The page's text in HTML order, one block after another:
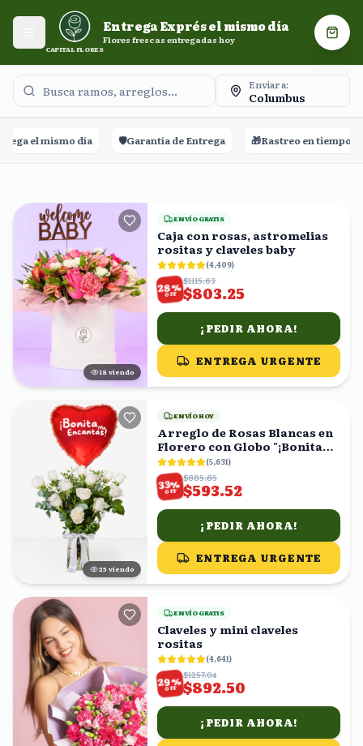
Entrega Exprés el mismo día. Flores frescas entregadas
Abrir menú
CAPITAL FLORES
Entrega Exprés el mismo día
Flores frescas entregadas hoy
Enviar a:
Columbus
🛡️Garantía de Entrega 🎁Rastreo en tiempo real ⭐⭐⭐⭐⭐
18 viendo
ENVÍO GRATIS
Caja con rosas, astromelias
rositas y claveles baby
(4,409)
28%
OFF
$1115.63
$803.25
¡PEDIR AHORA!
ENTREGA URGENTE
25 viendo
ENVÍO HOY
Arreglo de Rosas Blancas en
Florero con Globo "¡Bonita
Me Encantas!"
(5,631)
33%
OFF
$885.85
$593.52
¡PEDIR AHORA!
ENTREGA URGENTE
ENVÍO GRATIS
Claveles y mini claveles
rositas
(4,641)
29%
OFF
$1257.04
$892.50
¡PEDIR AHORA!